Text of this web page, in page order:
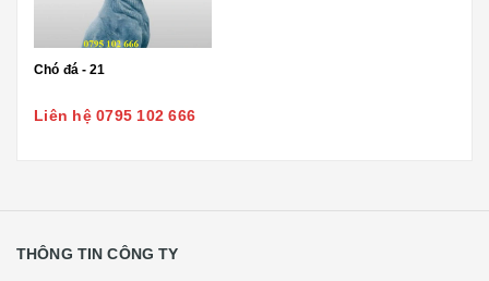
Chó đá - 21
Liên hệ 0795 102 666
THÔNG TIN CÔNG TY